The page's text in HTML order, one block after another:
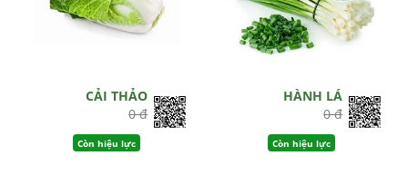
CẢI THẢO
0 đ
Còn hiệu lực
HÀNH LÁ
0 đ
Còn hiệu lực